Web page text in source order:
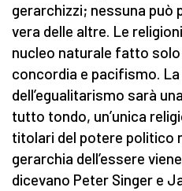
gerarchizzi; nessuna può
vera delle altre. Le
nucleo naturale fatto
concordia e pacifismo.
dell’egualitarismo sarà
tutto tondo, un’unica
titolari del potere politico
gerarchia dell’essere
dicevano Peter Singer e